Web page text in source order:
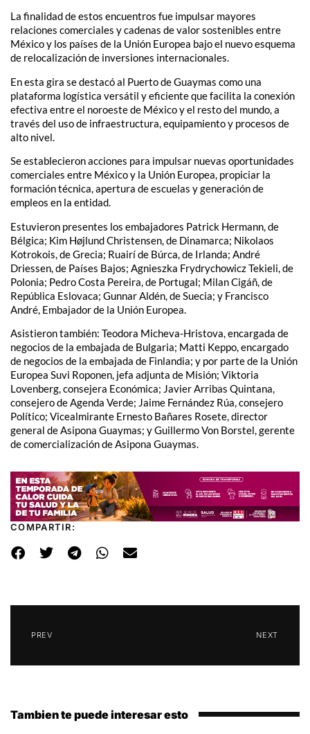
La finalidad de estos encuentros fue impulsar mayores
relaciones comerciales y cadenas de valor sostenibles entre
México y los países de la Unión Europea bajo el nuevo esquema
de relocalización de inversiones internacionales.
En esta gira se destacó al Puerto de Guaymas como una
plataforma logística versátil y eficiente que facilita la conexión
efectiva entre el noroeste de México y el resto del mundo, a
través del uso de infraestructura, equipamiento y procesos de
alto nivel.
Se establecieron acciones para impulsar nuevas oportunidades
comerciales entre México y la Unión Europea, propiciar la
formación técnica, apertura de escuelas y generación de
empleos en la entidad.
Estuvieron presentes los embajadores Patrick Hermann, de
Bélgica; Kim Højlund Christensen, de Dinamarca; Nikolaos
Kotrokois, de Grecia; Ruairí de Búrca, de Irlanda; André
Driessen, de Países Bajos; Agnieszka Frydrychowicz Tekieli, de
Polonia; Pedro Costa Pereira, de Portugal; Milan Cigáñ, de
República Eslovaca; Gunnar Aldén, de Suecia; y Francisco
André, Embajador de la Unión Europea.
Asistieron también: Teodora Micheva-Hristova, encargada de
negocios de la embajada de Bulgaria; Matti Keppo, encargado
de negocios de la embajada de Finlandia; y por parte de la Unión
Europea Suvi Roponen, jefa adjunta de Misión; Viktoria
Lovenberg, consejera Económica; Javier Arribas Quintana,
consejero de Agenda Verde; Jaime Fernández Rúa, consejero
Político; Vicealmirante Ernesto Bañares Rosete, director
general de Asipona Guaymas; y Guillermo Von Borstel, gerente
de comercialización de Asipona Guaymas.
COMPARTIR:
PREV NEXT
Tambien te puede interesar esto